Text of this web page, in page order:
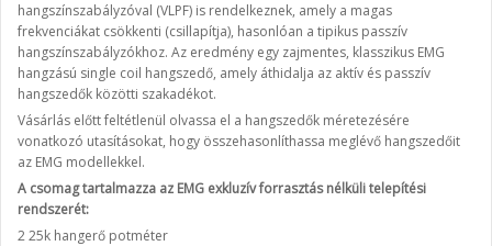
hangszínszabályzóval (VLPF) is rendelkeznek, amely a magas
frekvenciákat csökkenti (csillapítja), hasonlóan a tipikus passzív
hangszínszabályzókhoz. Az eredmény egy zajmentes, klasszikus EMG
hangzású single coil hangszedő, amely áthidalja az aktív és passzív
hangszedők közötti szakadékot.
Vásárlás előtt feltétlenül olvassa el a hangszedők méretezésére
vonatkozó utasításokat, hogy összehasonlíthassa meglévő hangszedőit
az EMG modellekkel.
A csomag tartalmazza az EMG exkluzív forrasztás nélküli telepítési
rendszerét:
2 25k hangerő potméter